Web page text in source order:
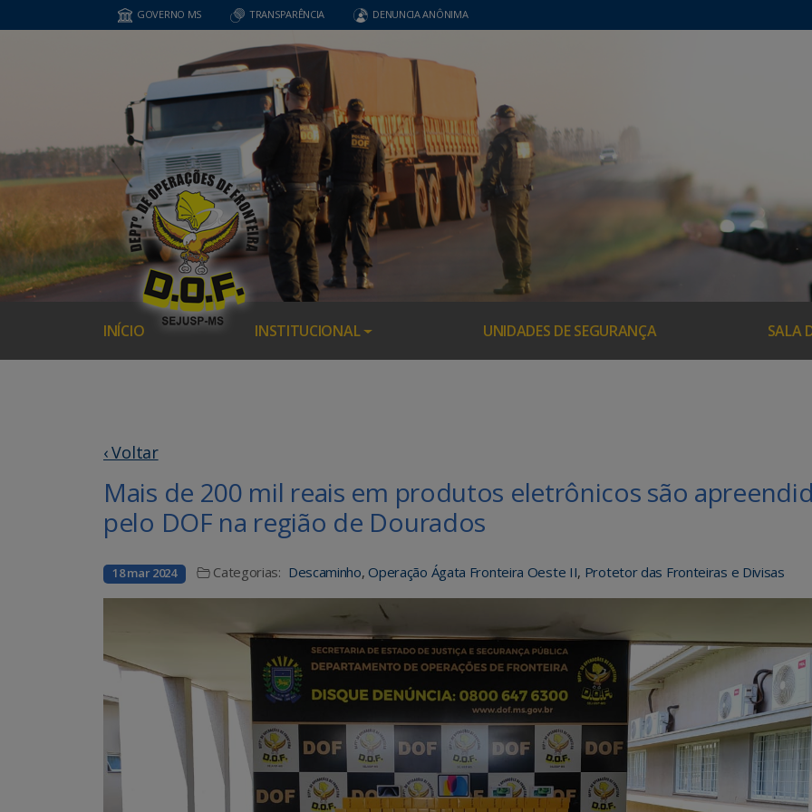
GOVERNO MS TRANSPARÊNCIA DENUNCIA ANÔNIMA
INÍCIO INSTITUCIONAL UNIDADES DE SEGURANÇA SALA
‹ Voltar
Mais de 200 mil reais em produtos eletrônicos são
pelo DOF na região de Dourados
18 mar 2024 Categorias: Descaminho, Operação Ágata Fronteira Oeste II, Protetor das Fronteiras e Divisas